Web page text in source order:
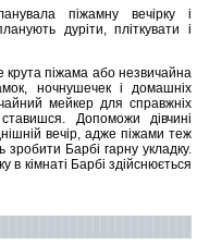
піжамну вечірку і
дуріти, пліткувати і
крута піжама або незвичайна
ночнушечек і домашніх
мейкер для справжніх
Допоможи дівчині
вечір, адже піжами теж
Барбі гарну укладку.
в кімнаті Барбі здійснюється